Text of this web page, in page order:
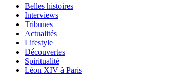
Belles histoires
Interviews
Tribunes
Actualités
Lifestyle
Découvertes
Spiritualité
Léon XIV à Paris